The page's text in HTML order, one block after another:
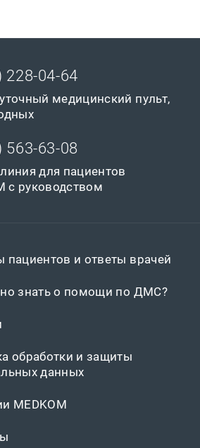
228-04-64
медицинский пульт,
563-63-08
для пациентов
с руководством
пациентов и ответы врачей
знать о помощи по ДМС?
обработки и защиты
данных
MEDKOM